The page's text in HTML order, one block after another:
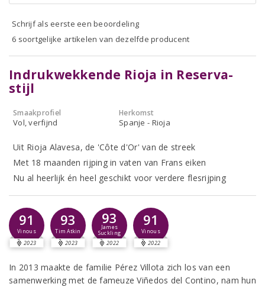
Schrijf als eerste een beoordeling
6 soortgelijke artikelen van dezelfde producent
Indrukwekkende Rioja in Reserva-
stijl
Smaakprofiel
Vol, verfijnd
Herkomst
Spanje - Rioja
Uit Rioja Alavesa, de 'Côte d'Or' van de streek
Met 18 maanden rijping in vaten van Frans eiken
Nu al heerlijk én heel geschikt voor verdere flesrijping
91
Vinous
2023
93
Tim Atkin
2023
93
James
Suckling
2022
91
Vinous
2022
In 2013 maakte de familie Pérez Villota zich los van een
samenwerking met de fameuze Viñedos del Contino, nam hun